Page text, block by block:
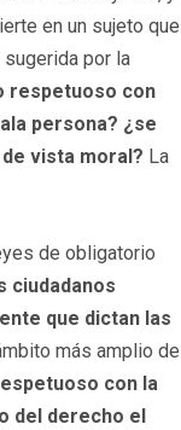
en un sujeto que
por la
respetuoso con
persona? ¿se
vista moral? La
de obligatorio
ciudadanos
que dictan las
más amplio de
con la
del derecho el